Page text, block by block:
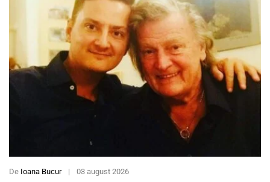
De Ioana Bucur | 03 august 2026